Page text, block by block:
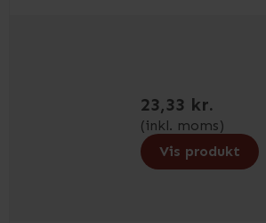
23,33 kr.
(inkl. moms)
Vis produkt